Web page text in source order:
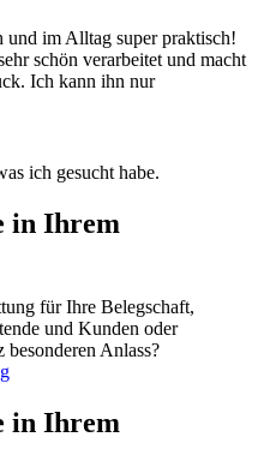
im Alltag super praktisch!
schön verarbeitet und macht
Ich kann ihn nur
ich gesucht habe.
in Ihrem
für Ihre Belegschaft,
und Kunden oder
besonderen Anlass?
in Ihrem